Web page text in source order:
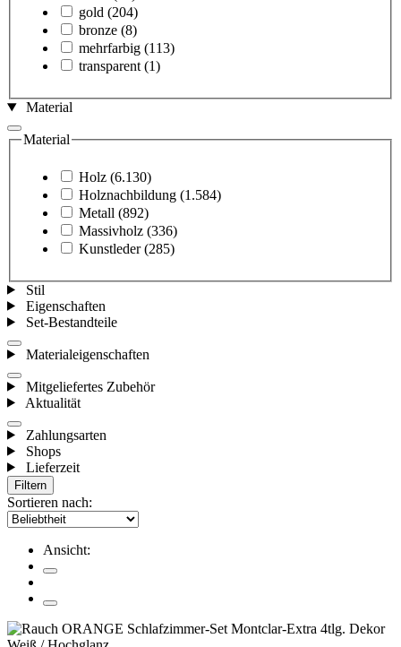
gold (204)
bronze (8)
mehrfarbig (113)
transparent (1)
Material
Material
Holz (6.130)
Holznachbildung (1.584)
Metall (892)
Massivholz (336)
Kunstleder (285)
Stil
Eigenschaften
Set-Bestandteile
Materialeigenschaften
Mitgeliefertes Zubehör
Aktualität
Zahlungsarten
Shops
Lieferzeit
Filtern
Sortieren nach:
Ansicht: